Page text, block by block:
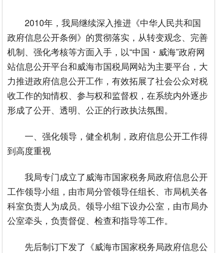
2010年，我局继续深入推进《中华人民共和国
政府信息公开条例》的贯彻落实，从转变观念、完善
机制、强化考核等方面入手，以“中国・威海”政府网
站信息公开平台和威海市国税局网站为主要平台，大
力推进政府信息公开工作，有效拓展了社会公众对税
收工作的知情权、参与权和监督权，在系统内外逐步
形成了公开、透明、公正的行政执法氛围。
一、强化领导，健全机制，政府信息公开工作得
到高度重视
我局专门成立了威海市国家税务局政府信息公开
工作领导小组，由市局分管领导任组长、市局机关各
科室负责人为成员。领导小组下设办公室，由市局办
公室牵头，负责督促、检查和指导等工作。
先后制订下发了《威海市国家税务局政府信息公